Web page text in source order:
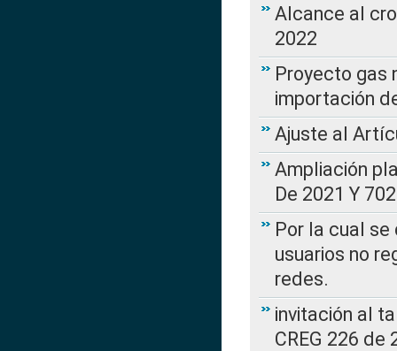
Alcance al
2022
Proyecto gas
importación
Ajuste al
Ampliación
De 2021 Y
Por la cual
usuarios no
redes.
invitación al
CREG 226